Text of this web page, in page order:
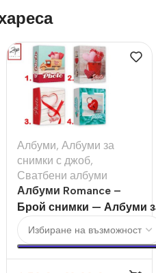
Албуми, Албуми за
снимки с джоб,
Сватбени албуми
Албуми Romance –
10х15 100бр и 200бр
Брой снимки — Албуми